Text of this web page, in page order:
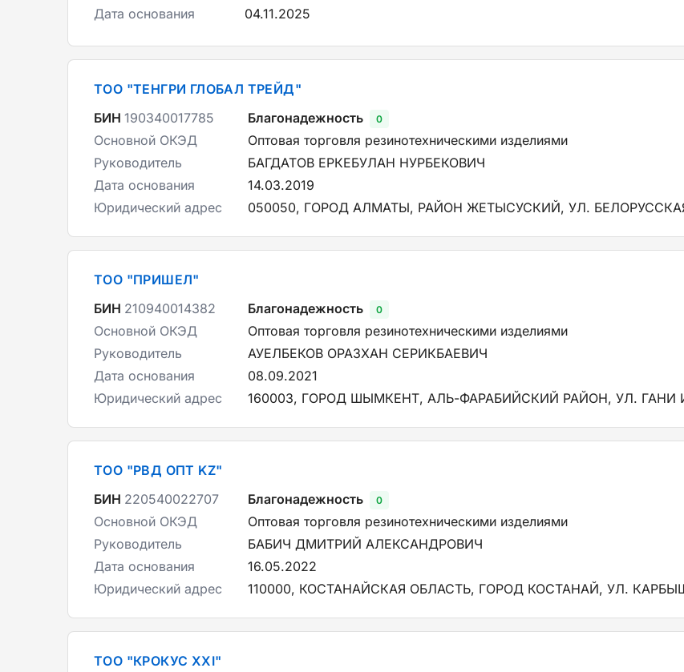
Дата основания
04.11.2025
ТОО "ТЕНГРИ ГЛОБАЛ ТРЕЙД"
БИН 190340017785 Благонадежность 0
Основной ОКЭД
Оптовая торговля резинотехническими изделиями
Руководитель
БАГДАТОВ ЕРКЕБУЛАН НУРБЕКОВИЧ
Дата основания
14.03.2019
Юридический адрес
050050, ГОРОД АЛМАТЫ, РАЙОН ЖЕТЫСУСКИЙ, УЛ.
ТОО "ПРИШЕЛ"
БИН 210940014382 Благонадежность 0
Основной ОКЭД
Оптовая торговля резинотехническими изделиями
Руководитель
АУЕЛБЕКОВ ОРАЗХАН СЕРИКБАЕВИЧ
Дата основания
08.09.2021
Юридический адрес
160003, ГОРОД ШЫМКЕНТ, АЛЬ-ФАРАБИЙСКИЙ РАЙОН, УЛ. ГАНИ
ТОО "РВД ОПТ KZ"
БИН 220540022707 Благонадежность 0
Основной ОКЭД
Оптовая торговля резинотехническими изделиями
Руководитель
БАБИЧ ДМИТРИЙ АЛЕКСАНДРОВИЧ
Дата основания
16.05.2022
Юридический адрес
110000, КОСТАНАЙСКАЯ ОБЛАСТЬ, ГОРОД КОСТАНАЙ, УЛ.
ТОО "КРОКУС XXI"